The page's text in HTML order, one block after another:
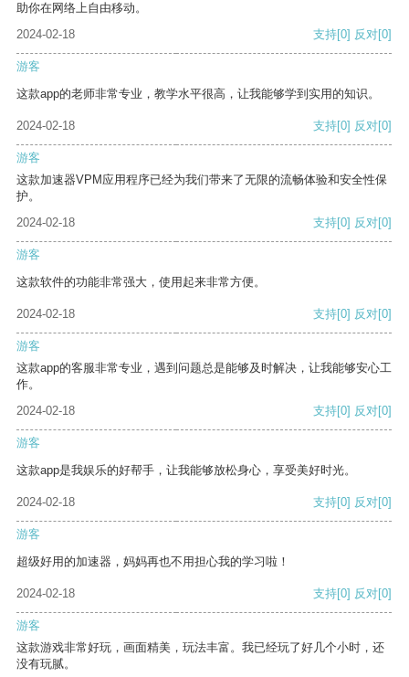
助你在网络上自由移动。
2024-02-18
支持[0] 反对[0]
游客
这款app的老师非常专业，教学水平很高，让我能够学到实用的知识。
2024-02-18 支持[0] 反对[0]
游客
这款加速器VPM应用程序已经为我们带来了无限的流畅体验和安全性保
护。
2024-02-18
支持[0] 反对[0]
游客
这款软件的功能非常强大，使用起来非常方便。
2024-02-18 支持[0] 反对[0]
游客
这款app的客服非常专业，遇到问题总是能够及时解决，让我能够安心工
作。
2024-02-18
支持[0] 反对[0]
游客
这款app是我娱乐的好帮手，让我能够放松身心，享受美好时光。
2024-02-18 支持[0] 反对[0]
游客
超级好用的加速器，妈妈再也不用担心我的学习啦！
2024-02-18 支持[0] 反对[0]
游客
这款游戏非常好玩，画面精美，玩法丰富。我已经玩了好几个小时，还
没有玩腻。